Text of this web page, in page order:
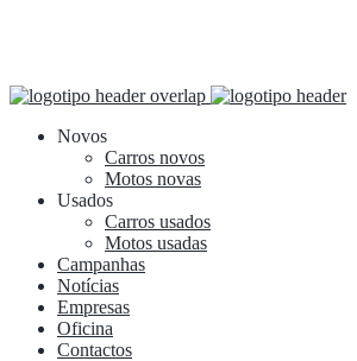
Novos
Carros novos
Motos novas
Usados
Carros usados
Motos usadas
Campanhas
Notícias
Empresas
Oficina
Contactos